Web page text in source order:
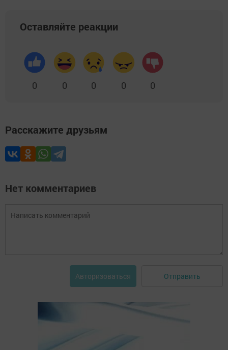
Оставляйте реакции
0 0 0 0 0
Расскажите друзьям
Нет комментариев
Авторизоваться Отправить